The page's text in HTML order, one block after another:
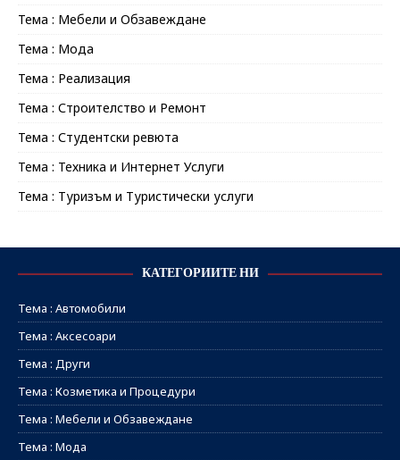
Тема : Мебели и Обзавеждане
Тема : Мода
Тема : Реализация
Тема : Строителство и Ремонт
Тема : Студентски ревюта
Тема : Техника и Интернет Услуги
Тема : Туризъм и Туристически услуги
КАТЕГОРИИТЕ НИ
Тема : Автомобили
Тема : Аксесоари
Тема : Други
Тема : Козметика и Процедури
Тема : Мебели и Обзавеждане
Тема : Мода